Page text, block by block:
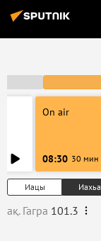
On air
08:30 30 мин
Иацы Иахьа
ақ. Гагра 101.3